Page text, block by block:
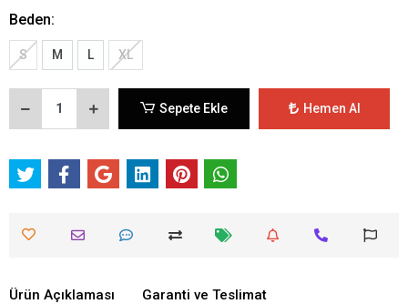
Beden:
S M L XL
Sepete Ekle Hemen Al
Ürün Açıklaması Garanti ve Teslimat